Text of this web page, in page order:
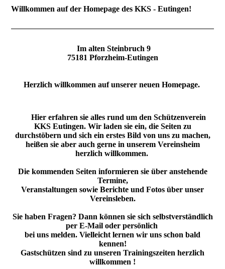
Willkommen auf der Homepage des KKS - Eutingen!
Im alten Steinbruch 9
75181 Pforzheim-Eutingen
Herzlich willkommen auf unserer neuen Homepage.
Hier erfahren sie alles rund um den Schützenverein
KKS Eutingen. Wir laden sie ein, die Seiten zu
durchstöbern und sich ein erstes Bild von uns zu machen,
heißen sie aber auch gerne in unserem Vereinsheim
herzlich willkommen.
Die kommenden Seiten informieren sie über anstehende
Termine,
Veranstaltungen sowie Berichte und Fotos über unser
Vereinsleben.
Sie haben Fragen? Dann können sie sich selbstverständlich
per E-Mail oder persönlich
bei uns melden. Vielleicht lernen wir uns schon bald
kennen!
Gastschützen sind zu unseren Trainingszeiten herzlich
willkommen !